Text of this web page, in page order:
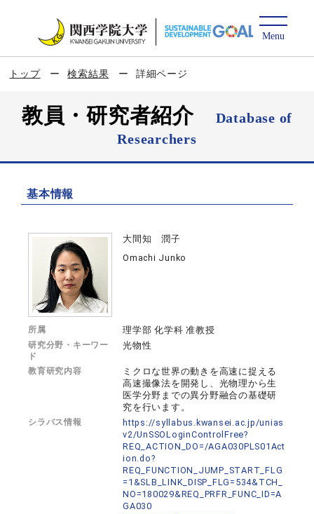
トップ 検索結果 詳細ページ
教員・研究者紹介
Database of
Researchers
基本情報
大間知 潤子
Omachi Junko
所属 理学部 化学科 准教授
研究分野・キーワー
ド
光物性
教育研究内容
ミクロな世界の動きを高速に捉える
高速撮像法を開発し、光物理から生
医学分野までの異分野融合の基礎研
究を行います。
シラバス情報
https://syllabus.kwansei.ac.jp/unias
v2/UnSSOLoginControlFree?
REQ_ACTION_DO=/AGA030PLS01Act
ion.do?
REQ_FUNCTION_JUMP_START_FLG
=1&SLB_LINK_DISP_FLG=534&TCH_
NO=180029&REQ_PRFR_FUNC_ID=A
GA030